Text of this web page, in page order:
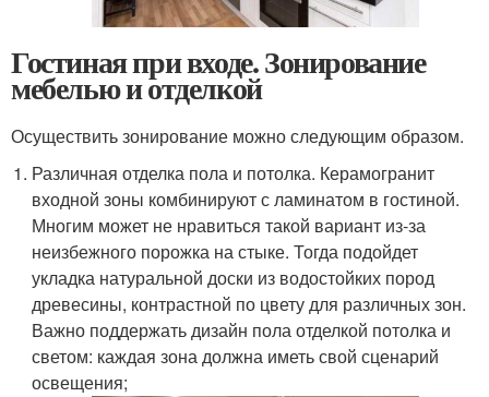
Гостиная при входе. Зонирование
мебелью и отделкой
Осуществить зонирование можно следующим образом.
Различная отделка пола и потолка. Керамогранит
входной зоны комбинируют с ламинатом в гостиной.
Многим может не нравиться такой вариант из-за
неизбежного порожка на стыке. Тогда подойдет
укладка натуральной доски из водостойких пород
древесины, контрастной по цвету для различных зон.
Важно поддержать дизайн пола отделкой потолка и
светом: каждая зона должна иметь свой сценарий
освещения;